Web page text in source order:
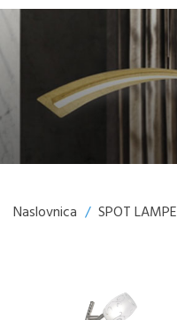
Naslovnica / SPOT LAMPE